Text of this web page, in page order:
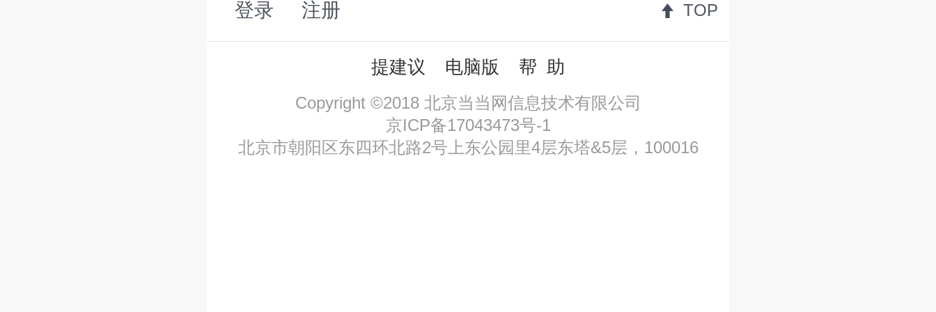
登录 注册 TOP
提建议 电脑版 帮 助
Copyright ©2018 北京当当网信息技术有限公司
京ICP备17043473号-1
北京市朝阳区东四环北路2号上东公园里4层东塔&5层，100016